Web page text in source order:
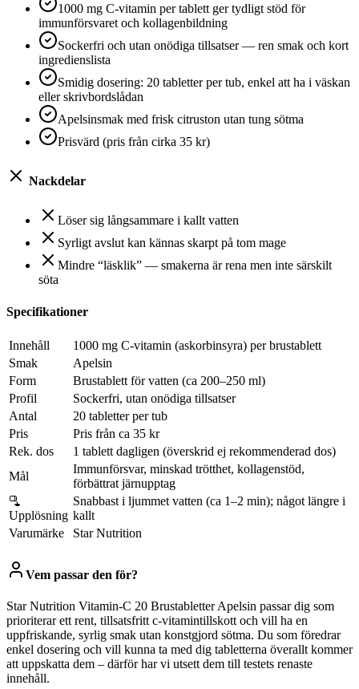
1000 mg C‑vitamin per tablett ger tydligt stöd för
immunförsvaret och kollagenbildning
Sockerfri och utan onödiga tillsatser — ren smak och kort
ingredienslista
Smidig dosering: 20 tabletter per tub, enkel att ha i väskan
eller skrivbordslådan
Apelsinsmak med frisk citruston utan tung sötma
Prisvärd (pris från cirka 35 kr)
Nackdelar
Löser sig långsammare i kallt vatten
Syrligt avslut kan kännas skarpt på tom mage
Mindre “läsklik” — smakerna är rena men inte särskilt
söta
Specifikationer
Innehåll
1000 mg C‑vitamin (askorbinsyra) per brustablett
Smak
Apelsin
Form
Brustablett för vatten (ca 200–250 ml)
Profil
Sockerfri, utan onödiga tillsatser
Antal
20 tabletter per tub
Pris
Pris från ca 35 kr
Rek. dos
1 tablett dagligen (överskrid ej rekommenderad dos)
Mål
Immunförsvar, minskad trötthet, kollagenstöd,
förbättrat järnupptag
🫗
Upplösning
Snabbast i ljummet vatten (ca 1–2 min); något längre i
kallt
Varumärke
Star Nutrition
Vem passar den för?
Star Nutrition Vitamin-C 20 Brustabletter Apelsin passar dig som
prioriterar ett rent, tillsatsfritt c-vitamintillskott och vill ha en
uppfriskande, syrlig smak utan konstgjord sötma. Du som föredrar
enkel dosering och vill kunna ta med dig tabletterna överallt kommer
att uppskatta dem – därför har vi utsett dem till testets renaste
innehåll.